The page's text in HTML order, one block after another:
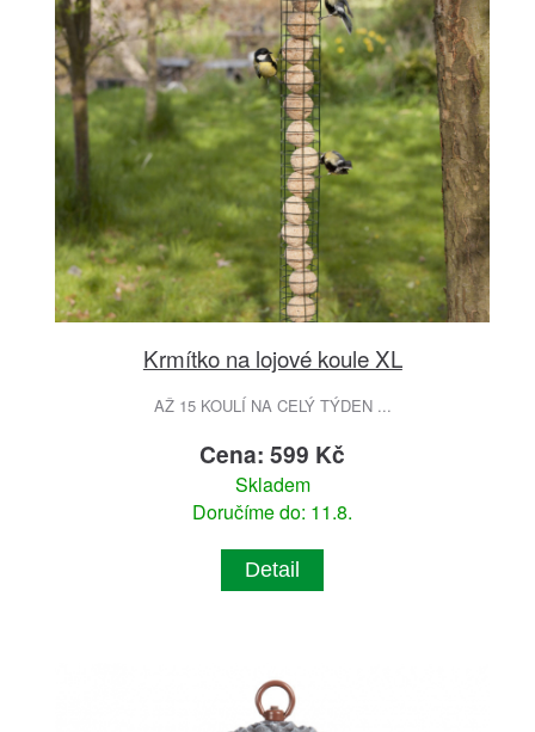
Krmítko na lojové koule XL
AŽ 15 KOULÍ NA CELÝ TÝDEN ...
Cena: 599 Kč
Skladem
Doručíme do: 11.8.
Detail